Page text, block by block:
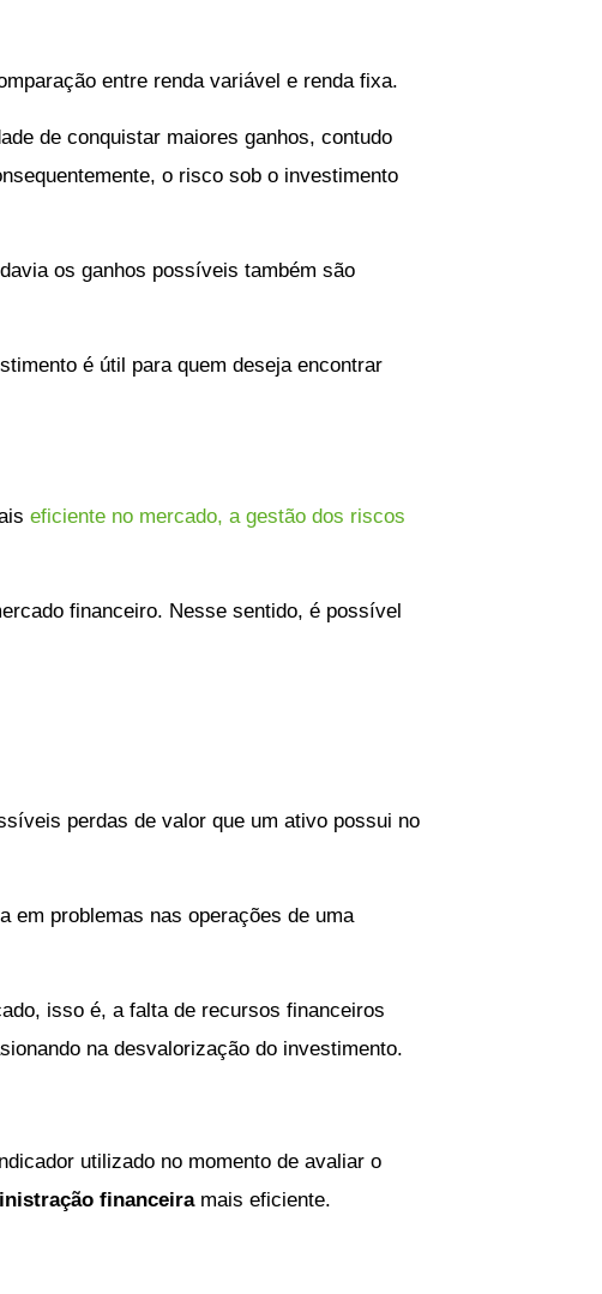
entre renda variável e renda fixa.
de conquistar maiores ganhos, contudo
o risco sob o investimento
os ganhos possíveis também são
é útil para quem deseja encontrar
eficiente no mercado, a gestão dos riscos
financeiro. Nesse sentido, é possível
perdas de valor que um ativo possui no
em problemas nas operações de uma
isso é, a falta de recursos financeiros
na desvalorização do investimento.
utilizado no momento de avaliar o
financeiramais eficiente.